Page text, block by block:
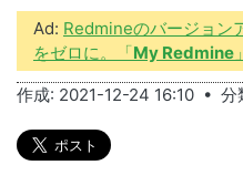
Ad: Redmineのバージョン
をゼロに。「My Redmine
作成: 2021-12-24 16:10 • 分